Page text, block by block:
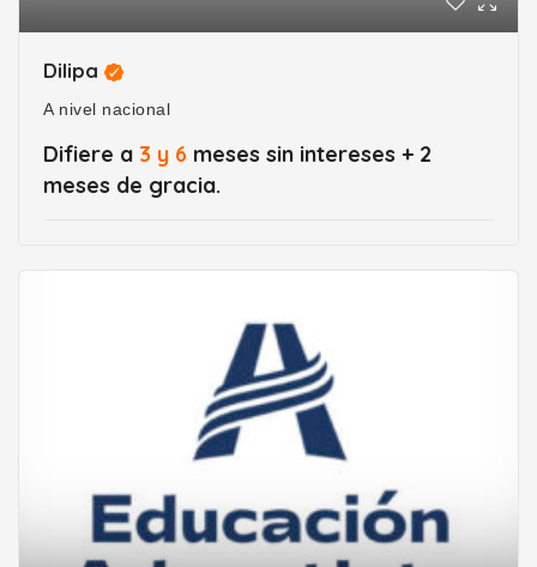
Dilipa
A nivel nacional
Difiere a 3 y 6 meses sin intereses + 2
meses de gracia.